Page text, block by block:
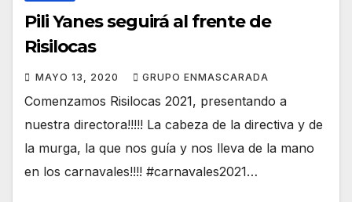
Pili Yanes seguirá al frente de
Risilocas
MAYO 13, 2020 GRUPO ENMASCARADA
Comenzamos Risilocas 2021, presentando a
nuestra directora!!!!! La cabeza de la directiva y de
la murga, la que nos guía y nos lleva de la mano
en los carnavales!!!! #carnavales2021…